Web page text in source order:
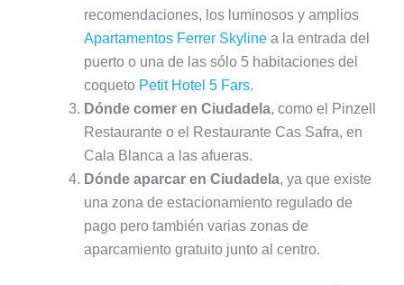
recomendaciones, los luminosos y amplios
Apartamentos Ferrer Skylinea la entrada del
puerto o una de las sólo 5 habitaciones del
coqueto Petit Hotel 5 Fars.
Dónde comer en Ciudadela, como el Pinzell
Restaurante o el Restaurante Cas Safra, en
Cala Blanca a las afueras.
Dónde aparcar en Ciudadela, ya que existe
una zona de estacionamiento regulado de
pago pero también varias zonas de
aparcamiento gratuito junto al centro.